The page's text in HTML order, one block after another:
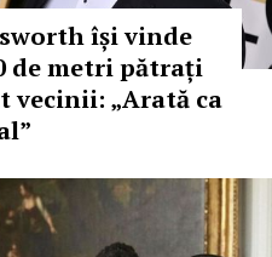
își vinde
de metri pătrați
vecinii: „Arată ca